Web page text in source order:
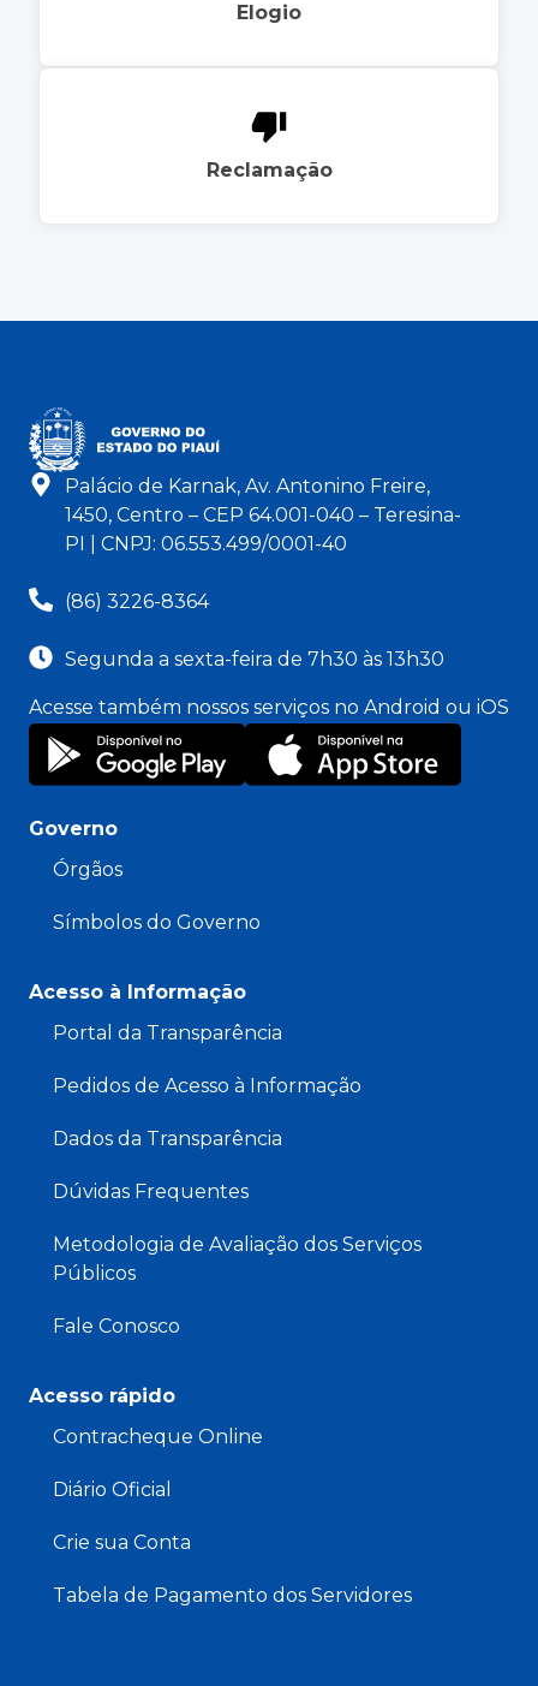
Elogio
Reclamação
Palácio de Karnak, Av. Antonino Freire,
1450, Centro – CEP 64.001-040 – Teresina-
PI | CNPJ: 06.553.499/0001-40
(86) 3226-8364
Segunda a sexta-feira de 7h30 às 13h30
Acesse também nossos serviços no Android ou iOS
Governo
Órgãos
Símbolos do Governo
Acesso à Informação
Portal da Transparência
Pedidos de Acesso à Informação
Dados da Transparência
Dúvidas Frequentes
Metodologia de Avaliação dos Serviços
Públicos
Fale Conosco
Acesso rápido
Contracheque Online
Diário Oficial
Crie sua Conta
Tabela de Pagamento dos Servidores